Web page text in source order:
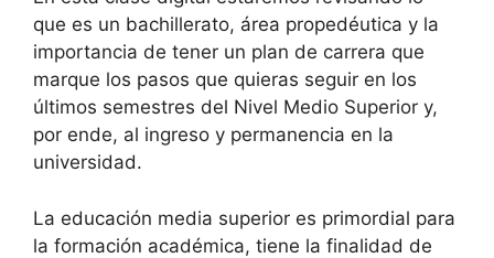
que es un bachillerato, área propedéutica y la
importancia de tener un plan de carrera que
marque los pasos que quieras seguir en los
últimos semestres del Nivel Medio Superior y,
por ende, al ingreso y permanencia en la
universidad.
La educación media superior es primordial para
la formación académica, tiene la finalidad de